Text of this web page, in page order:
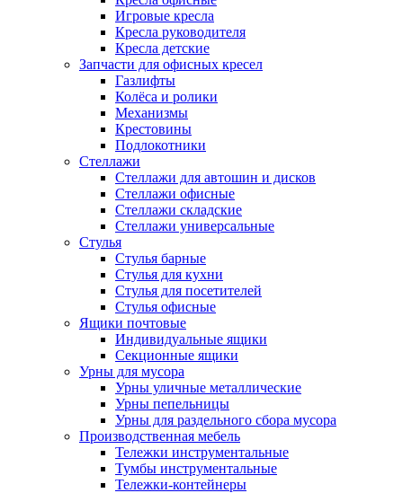
Игровые кресла
Кресла руководителя
Кресла детские
Запчасти для офисных кресел
Газлифты
Колёса и ролики
Механизмы
Крестовины
Подлокотники
Стеллажи
Стеллажи для автошин и дисков
Стеллажи офисные
Стеллажи складские
Стеллажи универсальные
Стулья
Стулья барные
Стулья для кухни
Стулья для посетителей
Стулья офисные
Ящики почтовые
Индивидуальные ящики
Секционные ящики
Урны для мусора
Урны уличные металлические
Урны пепельницы
Урны для раздельного сбора мусора
Производственная мебель
Тележки инструментальные
Тумбы инструментальные
Тележки-контейнеры